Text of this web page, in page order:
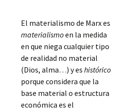
El materialismo de Marx es
materialismoen la medida
en que niega cualquier tipo
de realidad no material
(Dios, alma…) y es histórico
porque considera que la
base material o estructura
económica es el